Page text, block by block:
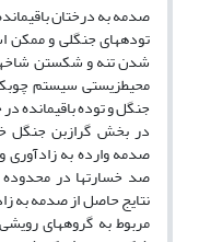
صدمه به درختان
تودههای جنگلی و
شدن تنه و شکستن
محیطزیستی سیستم
جنگل و توده باقیمانده
در بخش گرازبن جنگل
صدمه وارده به
صد خسارتها در
نتایج حاصل از صدمه به
مربوط به گروههای